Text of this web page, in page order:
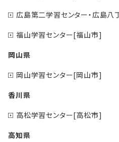
広島第二学習センター・広島
福山学習センター[福山市]
岡山県
岡山学習センター[岡山市]
香川県
高松学習センター[高松市]
高知県